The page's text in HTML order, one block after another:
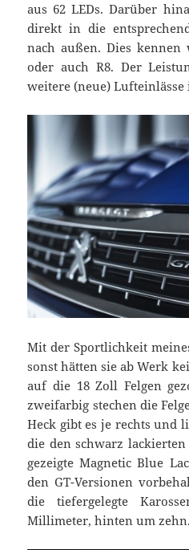
aus 62 LEDs. Darüber
direkt in die
nach außen. Dies
oder auch R8. Der
weitere (neue)
Mit der Sportlichkeit
sonst hätten sie ab Werk
auf die 18 Zoll Felgen
zweifarbig stechen die
Heck gibt es je rechts und
die den schwarz
gezeigte Magnetic Blue
den GT-Versionen
die tiefergelegte
Millimeter, hinten um zehn.